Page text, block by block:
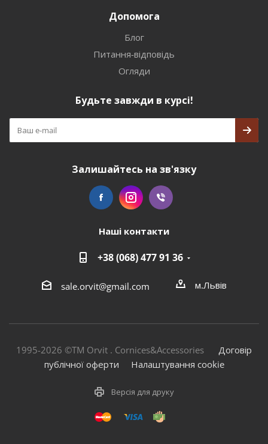
Допомога
Блог
Питання-відповідь
Огляди
Будьте завжди в курсі!
Залишайтесь на зв'язку
Наші контакти
+38 (068) 477 91 36
sale.orvit@gmail.com м.Львів
1995-2026 ©TM Orvit . Cornices&Accessories Договір
публічної оферти
Налаштування cookie
Версія для друку